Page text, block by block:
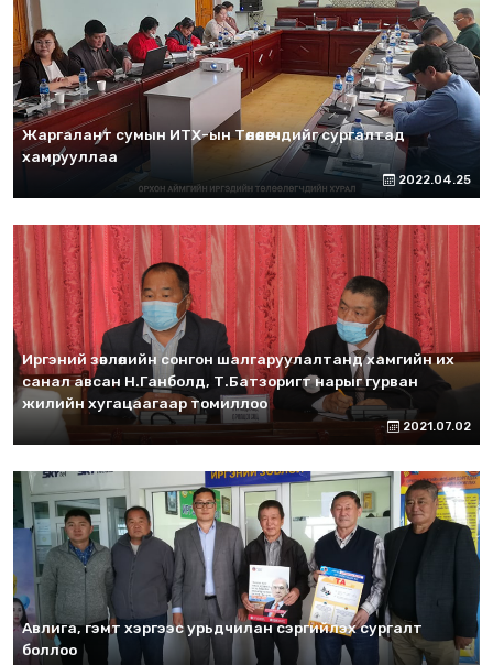
Жаргалант сумын ИТХ-ын Төлөөлөгчдийг сургалтад
хамрууллаа
2022.04.25
Иргэний зөвлөлийн сонгон шалгаруулалтанд хамгийн их
санал авсан Н.Ганболд, Т.Батзоригт нарыг гурван
жилийн хугацаагаар томиллоо
2021.07.02
Авлига, гэмт хэргээс урьдчилан сэргийлэх сургалт
боллоо